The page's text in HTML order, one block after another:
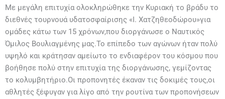
Με μεγάλη επιτυχία ολοκληρώθηκε την Κυριακή το βράδυ το
διεθνές τουρνουά υδατοσφαίρισης «Ι. Χατζηθεοδώρου»για
ομάδες κάτω των 15 χρόνων,που διοργάνωσε ο Ναυτικός
Όμιλος Βουλιαγμένης μας.Το επίπεδο των αγώνων ήταν πολύ
υψηλό και κράτησαν αμείωτο το ενδιαφέρον του κόσμου που
βοήθησε πολύ στην επιτυχία της διοργάνωσης, γεμίζοντας
το κολυμβητήριο.Οι προπονητές έκαναν τις δοκιμές τους,οι
αθλητές ξέφυγαν για λίγο από την ρουτίνα των προπονήσεων